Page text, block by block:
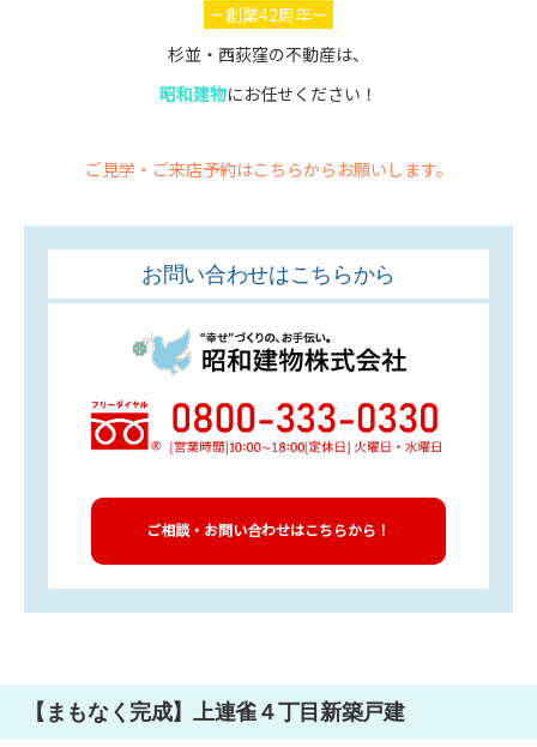
－創業42周年－
杉並・西荻窪の不動産は、
昭和建物にお任せください！
ご見学・ご来店予約はこちらからお願いします。
お問い合わせはこちらから
ご相談・お問い合わせはこちらから！
【まもなく完成】上連雀４丁目新築戸建